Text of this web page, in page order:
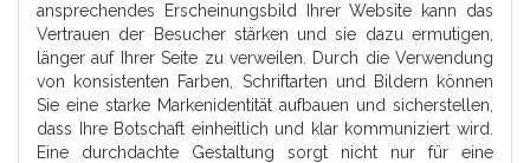
ansprechendes Erscheinungsbild Ihrer Website kann das
Vertrauen der Besucher stärken und sie dazu ermutigen,
länger auf Ihrer Seite zu verweilen. Durch die Verwendung
von konsistenten Farben, Schriftarten und Bildern können
Sie eine starke Markenidentität aufbauen und sicherstellen,
dass Ihre Botschaft einheitlich und klar kommuniziert wird.
Eine durchdachte Gestaltung sorgt nicht nur für eine